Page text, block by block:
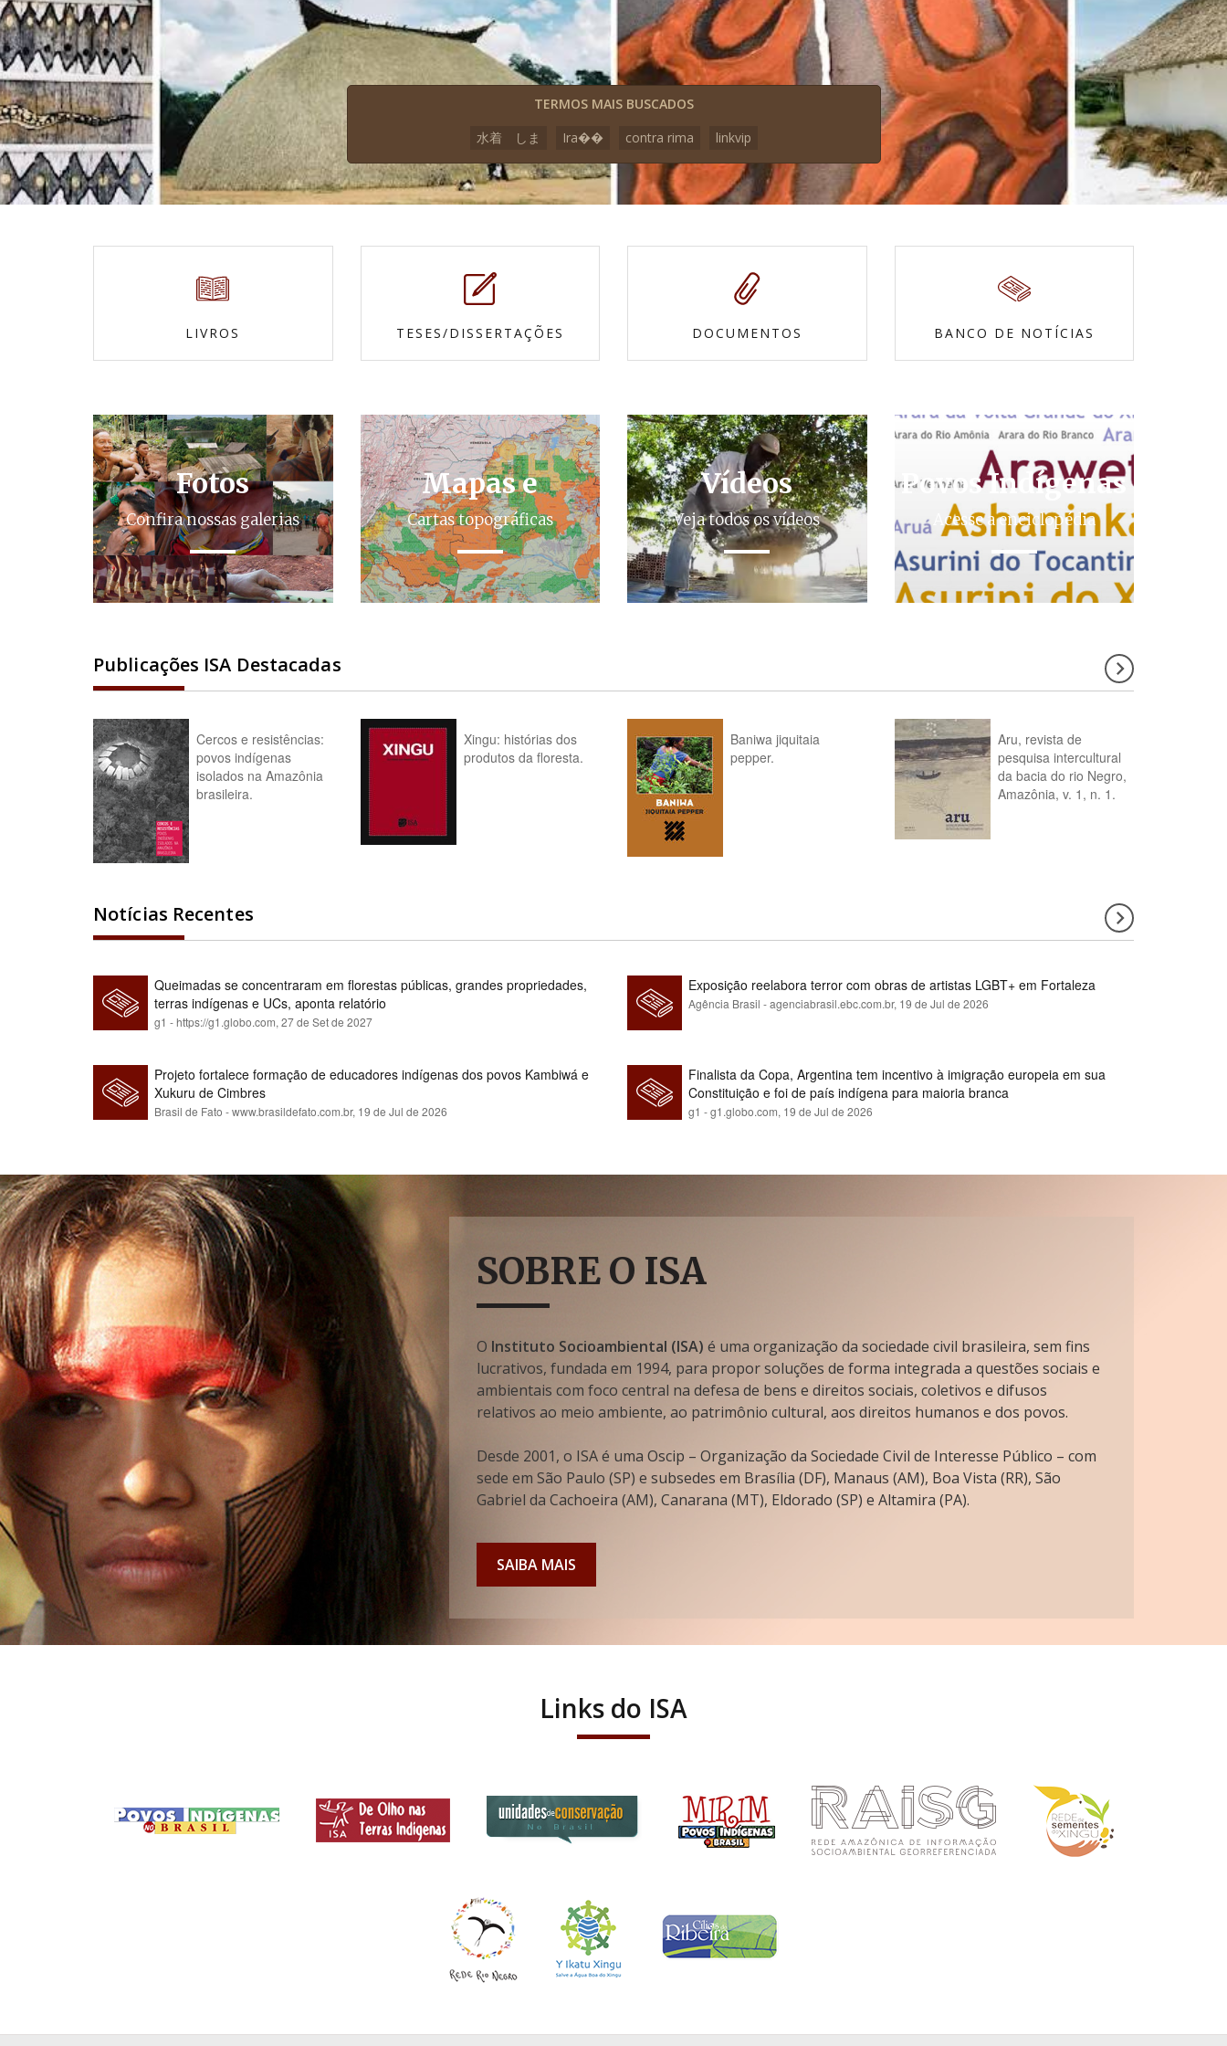
TERMOS MAIS BUSCADOS
水着 しま
Ira�� contra rima linkvip
LIVROS TESES/DISSERTAÇÕES DOCUMENTOS BANCO DE NOTÍCIAS
Fotos
Confira nossas galerias
Mapas e
Cartas topográficas
Vídeos
Veja todos os vídeos
Povos Indígenas
Acesse a enciclopédia
Publicações ISA Destacadas
Cercos e resistências:
povos indígenas
isolados na Amazônia
brasileira.
Xingu: histórias dos
produtos da floresta.
Baniwa jiquitaia
pepper.
Aru, revista de
pesquisa intercultural
da bacia do rio Negro,
Amazônia, v. 1, n. 1.
Notícias Recentes
Queimadas se concentraram em florestas públicas, grandes propriedades,
terras indígenas e UCs, aponta relatório
g1 - https://g1.globo.com, 27 de Set de 2027
Exposição reelabora terror com obras de artistas LGBT+ em Fortaleza
Agência Brasil - agenciabrasil.ebc.com.br, 19 de Jul de 2026
Projeto fortalece formação de educadores indígenas dos povos Kambiwá e
Xukuru de Cimbres
Brasil de Fato - www.brasildefato.com.br, 19 de Jul de 2026
Finalista da Copa, Argentina tem incentivo à imigração europeia em sua
Constituição e foi de país indígena para maioria branca
g1 - g1.globo.com, 19 de Jul de 2026
SOBRE O ISA
O Instituto Socioambiental (ISA) é uma organização da sociedade civil brasileira, sem fins
lucrativos, fundada em 1994, para propor soluções de forma integrada a questões sociais e
ambientais com foco central na defesa de bens e direitos sociais, coletivos e difusos
relativos ao meio ambiente, ao patrimônio cultural, aos direitos humanos e dos povos.
Desde 2001, o ISA é uma Oscip – Organização da Sociedade Civil de Interesse Público – com
sede em São Paulo (SP) e subsedes em Brasília (DF), Manaus (AM), Boa Vista (RR), São
Gabriel da Cachoeira (AM), Canarana (MT), Eldorado (SP) e Altamira (PA).
SAIBA MAIS
Links do ISA